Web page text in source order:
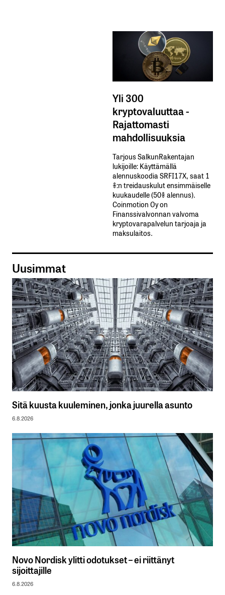
Yli 300
kryptovaluuttaa -
Rajattomasti
mahdollisuuksia
Tarjous SalkunRakentajan
lukijoille: Käyttämällä​ ​
alennuskoodia​ ​SRFI17X,​ ​saat​ ​1
%:n treidauskulut​ ​ensimmäiselle​ ​
kuukaudelle​ ​(50%​ ​alennus).
Coinmotion Oy on
Finanssivalvonnan valvoma
kryptovarapalvelun tarjoaja ja
maksulaitos.
Uusimmat
Sitä kuusta kuuleminen, jonka juurella asunto
6.8.2026
Novo Nordisk ylitti odotukset – ei riittänyt
sijoittajille
6.8.2026